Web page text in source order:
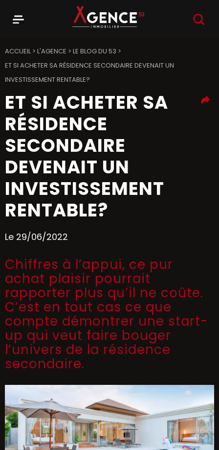
ACCUEIL> L'AGENCE > LE BLOG DU 53 >
ET SI ACHETER SA RÉSIDENCE SECONDAIRE DEVENAIT UN
INVESTISSEMENT RENTABLE?
ET SI ACHETER SA
RÉSIDENCE
SECONDAIRE
DEVENAIT UN
INVESTISSEMENT
RENTABLE?
Le 29/06/2022
Chiffres à l’appui, ce pur
achat plaisir pourrait
rapporter plus qu’il ne coûte.
C’est en tout cas ce que
compte démontrer une start-
up qui veut faire bouger
l’univers de la résidence
secondaire.